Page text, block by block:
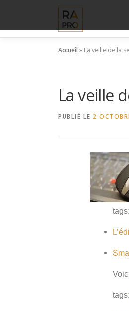
contenu
Accueil » La veille de la
La veille
PUBLIÉ LE 2
tags:
tags: